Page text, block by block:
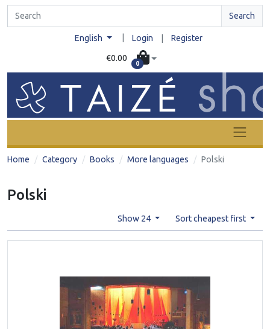
Search
English Login Register
€0.00
0
Home Category Books More languages Polski
Polski
Show 24 Sort cheapest first